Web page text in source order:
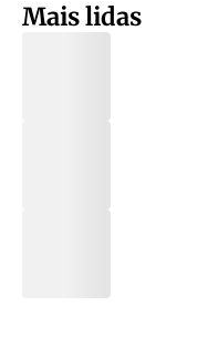
Mais lidas